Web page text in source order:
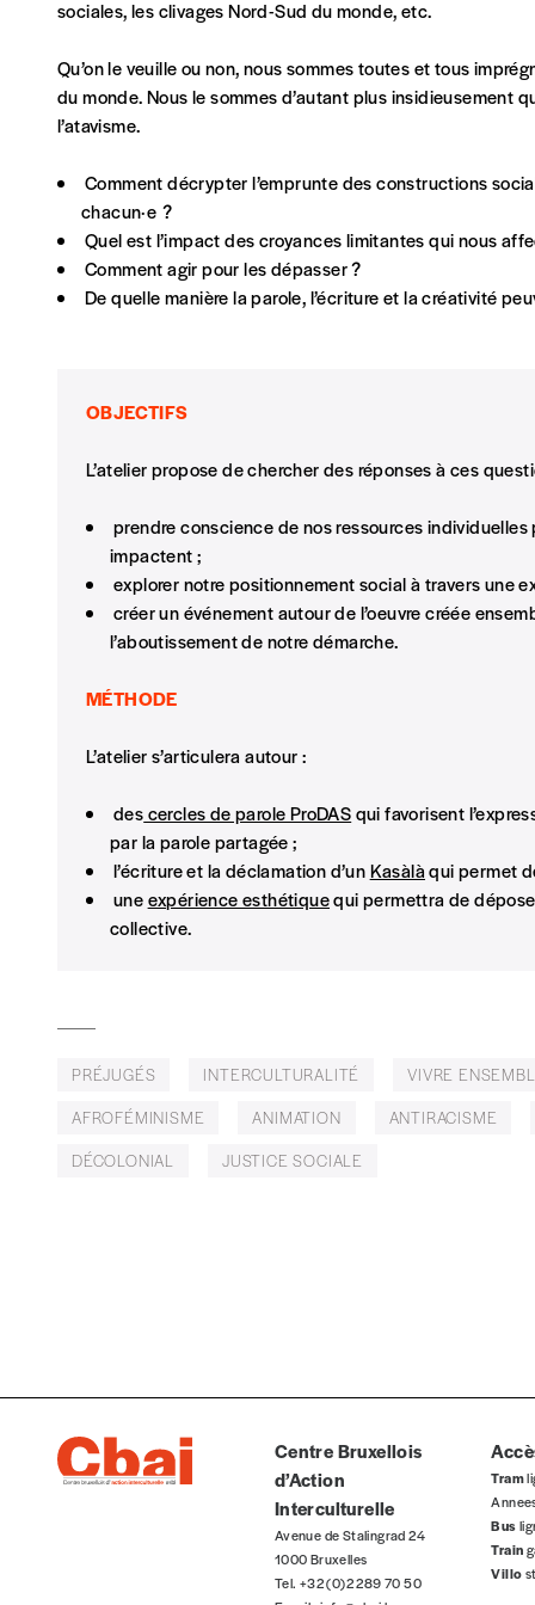
Abonnement
20€*/an
*Prix indicatif, frais de port inclus
Format papier (livraison uniquement en
Je commande au numéro
Édition papier (livraison en Belgique
AJOUTER
Vous souhaitez découvrir
Prénom*
sociales, les clivages Nord-Sud du monde, etc.
Qu’on le veuille ou non, nous sommes toutes et tous
du monde. Nous le sommes d’autant plus
l’atavisme.
Comment décrypter l’emprunte des constructions
chacun·e ?
Quel est l’impact des croyances limitantes qui nous
Comment agir pour les dépasser ?
De quelle manière la parole, l’écriture et la créativité
OBJECTIFS
L’atelier propose de chercher des réponses à ces
prendre conscience de nos ressources
impactent ;
explorer notre positionnement social à travers une
créer un événement autour de l’oeuvre créée
l’aboutissement de notre démarche.
MÉTHODE
L’atelier s’articulera autour :
descercles de parole ProDASqui favorisent
par la parole partagée ;
l’écriture et la déclamation d’unKasàlàqui permet
uneexpérience esthétiquequi permettra de
collective.
PRÉJUGÉS INTERCULTURALITÉ VIVRE
AFROFÉMINISME
ANIMATION ANTIRACISME
DÉCOLONIAL
JUSTICE SOCIALE
Centre Bruxellois
d’Action
Interculturelle
Avenue de Stalingrad 24
1000 Bruxelles
Tel. +32 (0)2 289 70 50
Tram
Bus
Train
Villo